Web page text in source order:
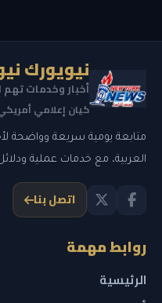
نيويورك
أخبار وخدمات تهم
كيان إعلامي أمريكي
متابعة يومية سريعة وواضحة
العربية، مع خدمات عملية
اتصل بنا
روابط مهمة
الرئيسية